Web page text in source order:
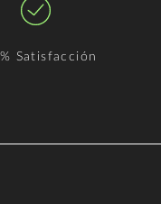
Satisfacción